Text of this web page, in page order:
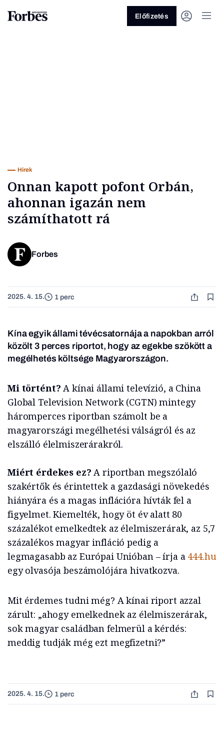
Előfizetés
Hírek
Onnan kapott pofont Orbán,
ahonnan igazán nem
számíthatott rá
Forbes
2025. 4. 15. 1 perc
Kína egyik állami tévécsatornája a napokban arról
közölt 3 perces riportot, hogy az egekbe szökött a
megélhetés költsége Magyarországon.
Mi történt? A kínai állami televízió, a China
Global Television Network (CGTN) mintegy
háromperces riportban számolt be a
magyarországi megélhetési válságról és az
elszálló élelmiszerárakról.
Miért érdekes ez? A riportban megszólaló
szakértők és érintettek a gazdasági növekedés
hiányára és a magas inflációra hívták fel a
figyelmet. Kiemelték, hogy öt év alatt 80
százalékot emelkedtek az élelmiszerárak, az 5,7
százalékos magyar infláció pedig a
legmagasabb az Európai Unióban – írja a 444.hu
egy olvasója beszámolójára hivatkozva.
Mit érdemes tudni még? A kínai riport azzal
zárult: „ahogy emelkednek az élelmiszerárak,
sok magyar családban felmerül a kérdés:
meddig tudják még ezt megfizetni?”
2025. 4. 15. 1 perc